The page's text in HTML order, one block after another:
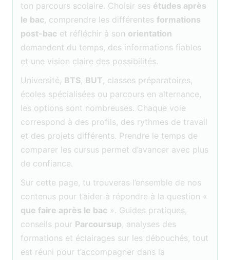
ton parcours scolaire. Choisir ses études après
le bac, comprendre les différentes formations
post-bac et réfléchir à son orientation
demandent du temps, des informations fiables
et une vision claire des possibilités.
Université, BTS, BUT, classes préparatoires,
écoles spécialisées ou parcours en alternance,
les options sont nombreuses. Chaque voie
correspond à des profils, des rythmes de travail
et des projets différents. Prendre le temps de
comparer les cursus permet d’avancer avec plus
de confiance.
Sur cette page, tu trouveras l’ensemble de nos
contenus pour t’aider à répondre à la question «
que faire après le bac ». Guides pratiques,
conseils pour Parcoursup, analyses des
formations et éclairages sur les débouchés, tout
est réuni pour t’accompagner dans la